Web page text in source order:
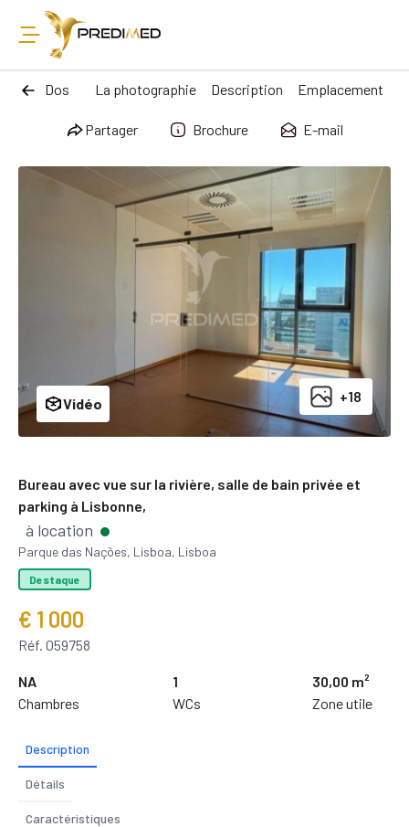
Dos La photographie Description Emplacement
Partager Brochure E-mail
+18
Vidéo
Bureau avec vue sur la rivière, salle de bain privée et
parking à Lisbonne,
à location
Parque das Nações, Lisboa, Lisboa
Destaque
€ 1 000
Réf. 059758
NA
Chambres
1
WCs
30,00 m²
Zone utile
Description
Détails
Caractéristiques